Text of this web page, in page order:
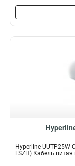
Hyperline UUTP25W-
LSZH) Кабель витая